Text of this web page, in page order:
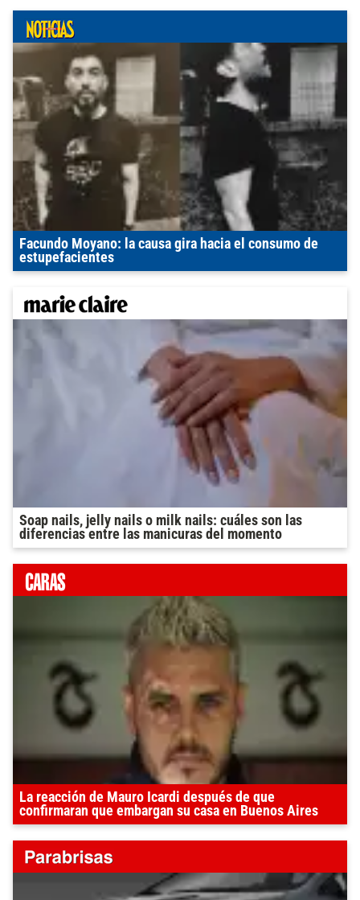
Facundo Moyano: la causa gira hacia el consumo de
estupefacientes
Soap nails, jelly nails o milk nails: cuáles son las
diferencias entre las manicuras del momento
La reacción de Mauro Icardi después de que
confirmaran que embargan su casa en Buenos Aires